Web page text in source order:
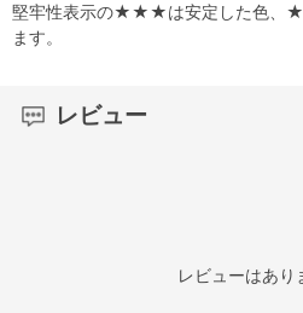
堅牢性表示の★★★は安定した色、
ます。
レビュー
レビューはあり